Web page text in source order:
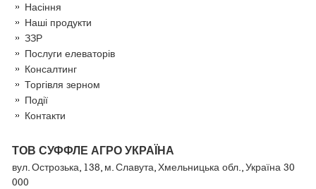
Насіння
Наші продукти
ЗЗР
Послуги елеваторів
Консалтинг
Торгівля зерном
Події
Контакти
ТОВ СУФФЛЕ АГРО УКРАЇНА
вул. Острозька, 138, м. Славута, Хмельницька обл., Україна 30
000